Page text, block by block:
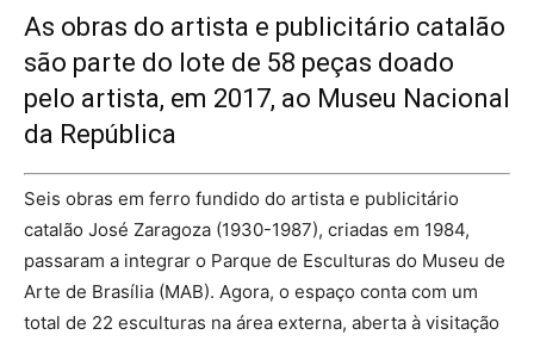
As obras do artista e publicitário catalão
são parte do lote de 58 peças doado
pelo artista, em 2017, ao Museu Nacional
da República
Seis obras em ferro fundido do artista e publicitário
catalão José Zaragoza (1930-1987), criadas em 1984,
passaram a integrar o Parque de Esculturas do Museu de
Arte de Brasília (MAB). Agora, o espaço conta com um
total de 22 esculturas na área externa, aberta à visitação